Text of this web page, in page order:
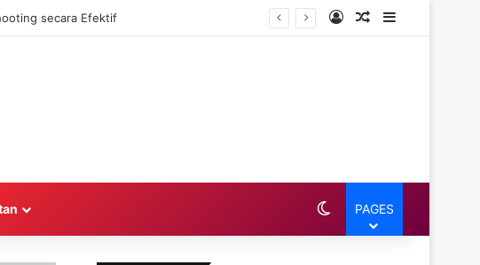
secara Efektif Log InRandom Article
Sidebar
Switch skin
PAGES